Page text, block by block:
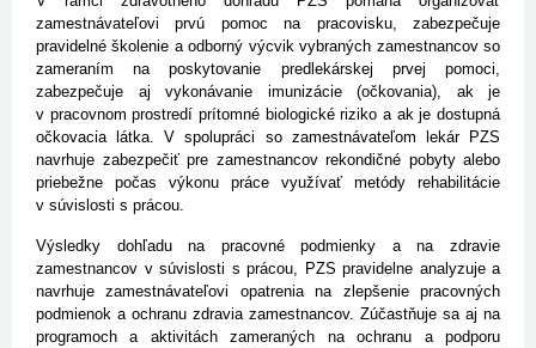
zamestnávateľovi prvú pomoc na pracovisku, zabezpečuje
pravidelné školenie a odborný výcvik vybraných zamestnancov so
zameraním na poskytovanie predlekárskej prvej pomoci,
zabezpečuje aj vykonávanie imunizácie (očkovania), ak je
v pracovnom prostredí prítomné biologické riziko a ak je dostupná
očkovacia látka. V spolupráci so zamestnávateľom lekár PZS
navrhuje zabezpečiť pre zamestnancov rekondičné pobyty alebo
priebežne počas výkonu práce využívať metódy rehabilitácie
v súvislosti s prácou.
Výsledky dohľadu na pracovné podmienky a na zdravie
zamestnancov v súvislosti s prácou, PZS pravidelne analyzuje a
navrhuje zamestnávateľovi opatrenia na zlepšenie pracovných
podmienok a ochranu zdravia zamestnancov. Zúčastňuje sa aj na
programoch a aktivitách zameraných na ochranu a podporu